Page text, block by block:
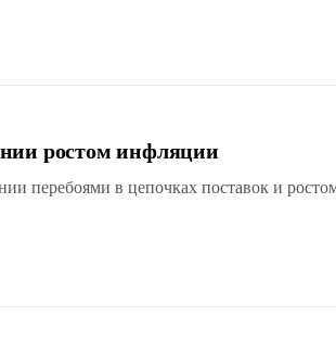
ростом инфляции
перебоями в цепочках поставок и